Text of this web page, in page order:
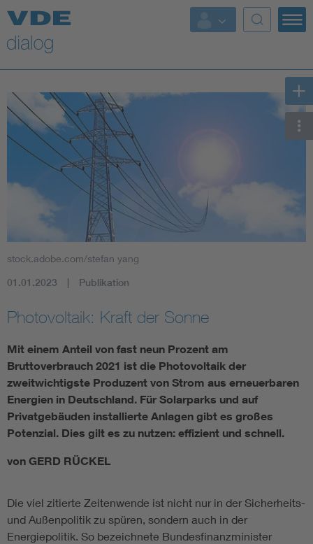
stock.adobe.com/stefan yang
01.01.2023 Publikation
Photovoltaik: Kraft der Sonne
Mit einem Anteil von fast neun Prozent am
Bruttoverbrauch 2021 ist die Photovoltaik der
zweitwichtigste Produzent von Strom aus erneuerbaren
Energien in Deutschland. Für Solarparks und auf
Privatgebäuden installierte Anlagen gibt es großes
Potenzial. Dies gilt es zu nutzen: effizient und schnell.
von GERD RÜCKEL
Die viel zitierte Zeitenwende ist nicht nur in der Sicherheits-
und Außenpolitik zu spüren, sondern auch in der
Energiepolitik. So bezeichnete Bundesfinanzminister